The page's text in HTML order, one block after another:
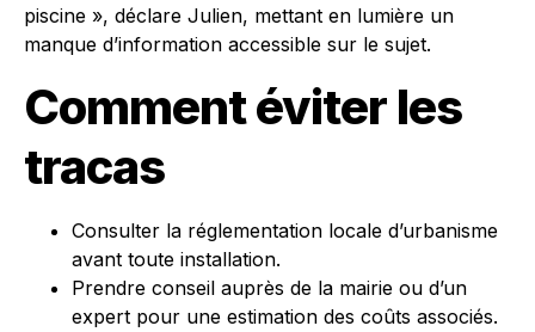
piscine », déclare Julien, mettant en lumière un
manque d’information accessible sur le sujet.
Comment éviter les
tracas
Consulter la réglementation locale d’urbanisme
avant toute installation.
Prendre conseil auprès de la mairie ou d’un
expert pour une estimation des coûts associés.